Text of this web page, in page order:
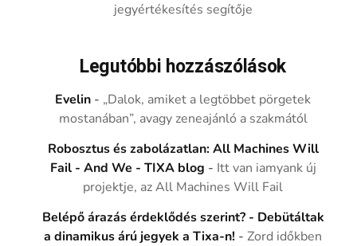
jegyértékesítés segítője
Legutóbbi hozzászólások
Evelin - „Dalok, amiket a legtöbbet pörgetek
mostanában”, avagy zeneajánló a szakmától
Robosztus és zabolázatlan: All Machines Will
Fail - And We - TIXA blog - Itt van iamyank új
projektje, az All Machines Will Fail
Belépő árazás érdeklődés szerint? - Debütáltak
a dinamikus árú jegyek a Tixa-n! -Zord időkben